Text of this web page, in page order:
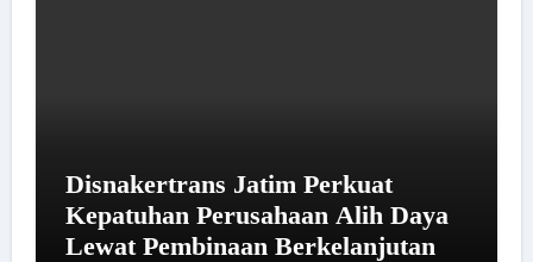
Disnakertrans Jatim Perkuat
Kepatuhan Perusahaan Alih Daya
Lewat Pembinaan Berkelanjutan